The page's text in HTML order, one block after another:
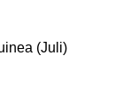
(Juli)